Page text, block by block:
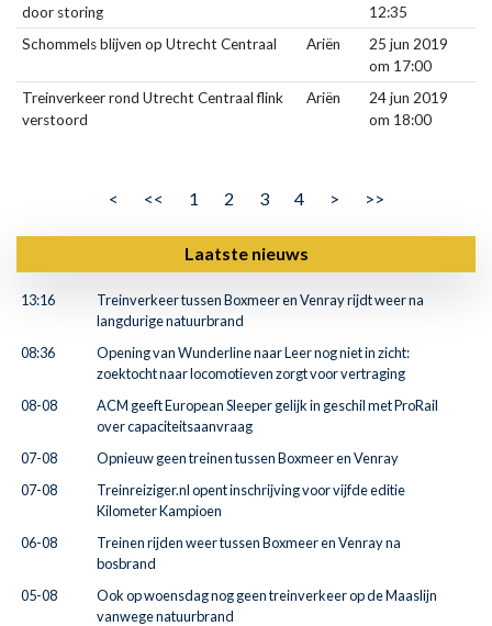
door storing
12:35
Schommels blijven op Utrecht Centraal
Ariën
25 jun 2019
om 17:00
Treinverkeer rond Utrecht Centraal flink
verstoord
Ariën
24 jun 2019
om 18:00
< << 1 2 3 4 > >>
Laatste nieuws
13:16
Treinverkeer tussen Boxmeer en Venray rijdt weer na
langdurige natuurbrand
08:36
Opening van Wunderline naar Leer nog niet in zicht:
zoektocht naar locomotieven zorgt voor vertraging
08-08
ACM geeft European Sleeper gelijk in geschil met ProRail
over capaciteitsaanvraag
07-08
Opnieuw geen treinen tussen Boxmeer en Venray
07-08
Treinreiziger.nl opent inschrijving voor vijfde editie
Kilometer Kampioen
06-08
Treinen rijden weer tussen Boxmeer en Venray na
bosbrand
05-08
Ook op woensdag nog geen treinverkeer op de Maaslijn
vanwege natuurbrand